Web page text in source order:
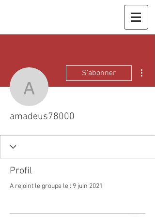
amadeus78000
S'abonner
amadeus78000
Profil
A rejoint le groupe le : 9 juin 2021